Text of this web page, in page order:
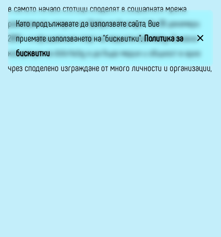
в самото начало стотици споделят в социалната мрежа
разказаните истории на “Добрите българи”. На 20 декември
2019 г. е официалният старт на медията dobrite.bg. Основна
концепция на dobrite.bg е да бъде медия и общност в едно
чрез споделено изграждане от много личности и организации,
Като продължавате да използвате сайта, Вие
приемате използването на "бисквитки".Политика за
бисквитки